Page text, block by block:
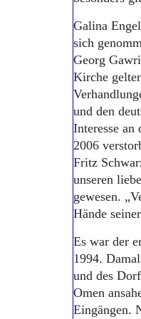
Galina
sich
Georg
Kirche
und den
Interesse an
2006
Fritz
unseren
gewesen.
Hände
Es war der
1994.
und des
Omen
Eingängen.